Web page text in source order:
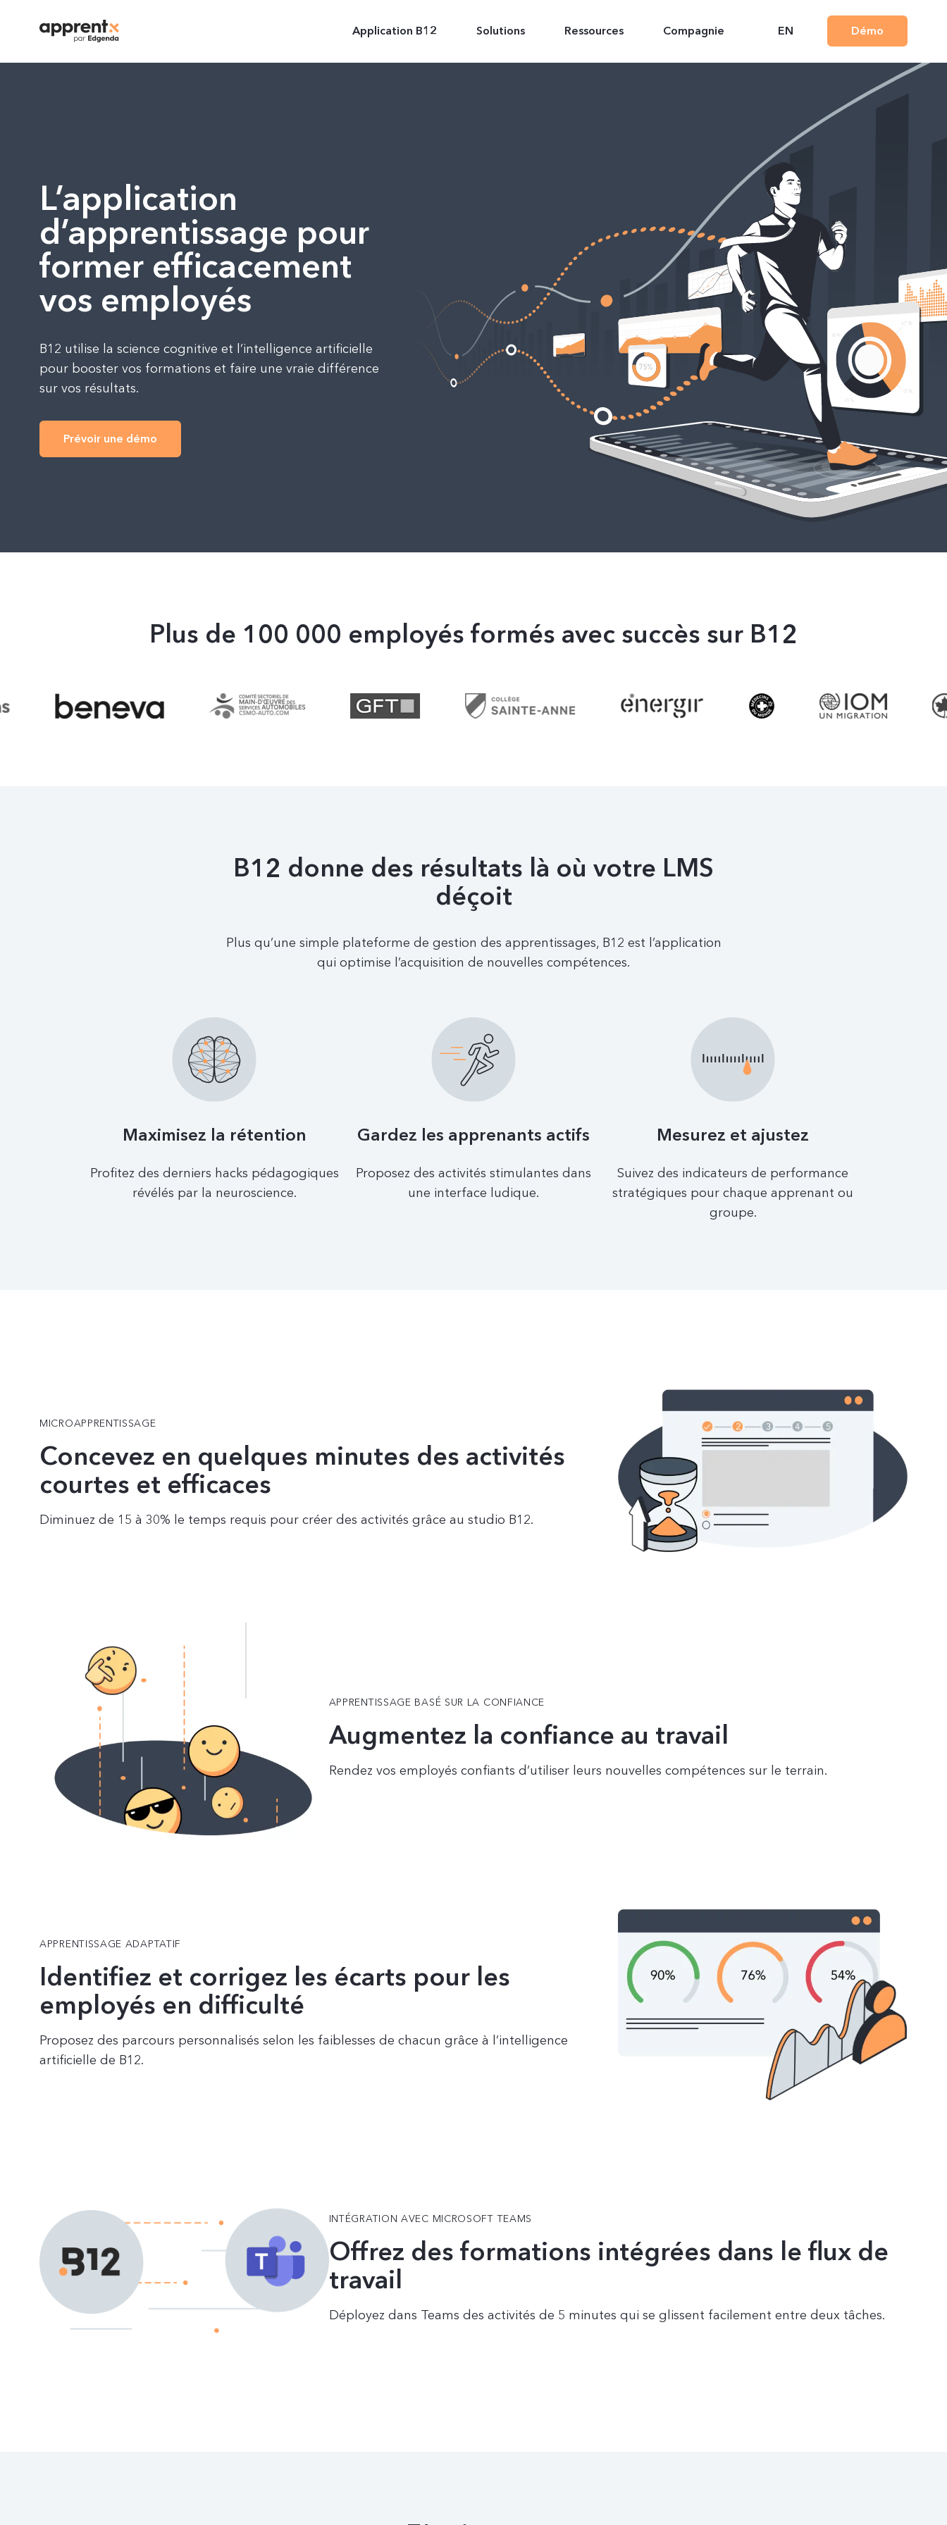
Application B12 Solutions Ressources Compagnie EN Démo
L’application
d’apprentissage pour
former efficacement
vos employés
B12 utilise la science cognitive et l’intelligence artificielle
pour booster vos formations et faire une vraie différence
sur vos résultats.
Prévoir une démo
Plus de 100 000 employés formés avec succès sur B12
B12 donne des résultats là où votre LMS
déçoit
Plus qu’une simple plateforme de gestion des apprentissages, B12 est l’application
qui optimise l’acquisition de nouvelles compétences.
Maximisez la rétention
Profitez des derniers hacks pédagogiques
révélés par la neuroscience.
Gardez les apprenants actifs
Proposez des activités stimulantes dans
une interface ludique.
Mesurez et ajustez
Suivez des indicateurs de performance
stratégiques pour chaque apprenant ou
groupe.
MICROAPPRENTISSAGE
Concevez en quelques minutes des activités
courtes et efficaces
Diminuez de 15 à 30% le temps requis pour créer des activités grâce au studio B12.
APPRENTISSAGE BASÉ SUR LA CONFIANCE
Augmentez la confiance au travail
Rendez vos employés confiants d’utiliser leurs nouvelles compétences sur le terrain.
APPRENTISSAGE ADAPTATIF
Identifiez et corrigez les écarts pour les
employés en difficulté
Proposez des parcours personnalisés selon les faiblesses de chacun grâce à l’intelligence
artificielle de B12.
INTÉGRATION AVEC MICROSOFT TEAMS
Offrez des formations intégrées dans le flux de
travail
Déployez dans Teams des activités de 5 minutes qui se glissent facilement entre deux tâches.